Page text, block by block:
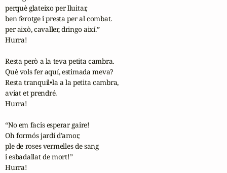
perquè glateixo per lluitar,
ben ferotge i presta per al combat.
per això, cavaller, dringo així.”
Hurra!
Resta però a la teva petita cambra.
Què vols fer aquí, estimada meva?
Resta tranquil•la a la petita cambra,
aviat et prendré.
Hurra!
“No em facis esperar gaire!
Oh formós jardí d’amor,
ple de roses vermelles de sang
i esbadallat de mort!”
Hurra!